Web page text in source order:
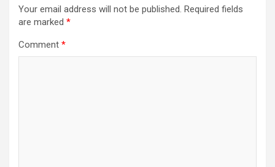
Your email address will not be published. Required fields
are marked *
Comment *